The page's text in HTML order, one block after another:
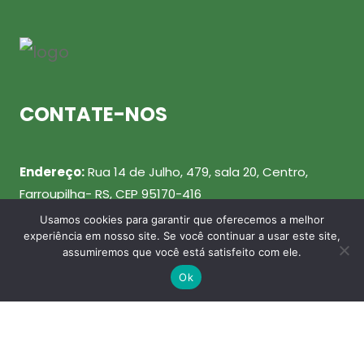
CONTATE-NOS
Endereço:Rua 14 de Julho, 479, sala 20, Centro,
Farroupilha- RS, CEP 95170-416
Telefone: (54) 99943-0461
julio@agenterecicla.com
REDES SOCIAIS
Usamos cookies para garantir que oferecemos a melhor
experiência em nosso site. Se você continuar a usar este site,
assumiremos que você está satisfeito com ele.
Ok